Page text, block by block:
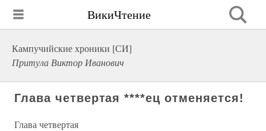
ВикиЧтение
Кампучийские хроники [СИ]
Притула Виктор Иванович
Глава четвертая ****ец отменяется!
Глава четвертая